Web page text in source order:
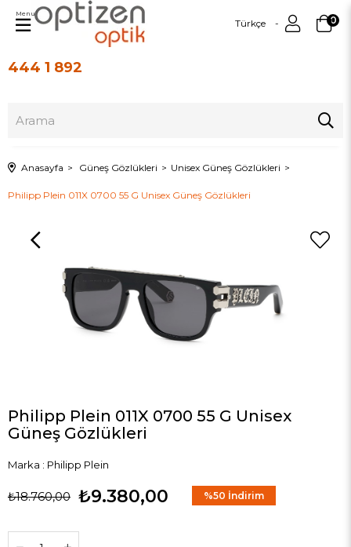
444 1 892
Türkçe 0
Menu
Anasayfa Güneş Gözlükleri Unisex Güneş Gözlükleri
Philipp Plein 011X 0700 55 G Unisex Güneş Gözlükleri
Philipp Plein 011X 0700 55 G Unisex
Güneş Gözlükleri
Marka : Philipp Plein
₺18.760,00 ₺9.380,00 %50 İndirim